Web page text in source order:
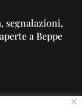
segnalazioni,
a Beppe